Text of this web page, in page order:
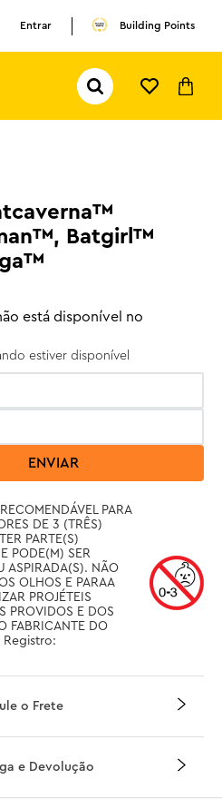
Entrar Building Points
Pesquisar...
Batgirl™
está disponível no
estiver disponível
ENVIAR
PARA
DE 3 (TRÊS)
PARTE(S)
PODE(M) SER
ASPIRADA(S). NÃO
OLHOS E PARAA
PROJÉTEIS
PROVIDOS E DOS
FABRICANTE DO
Registro:
o Frete
e Devolução